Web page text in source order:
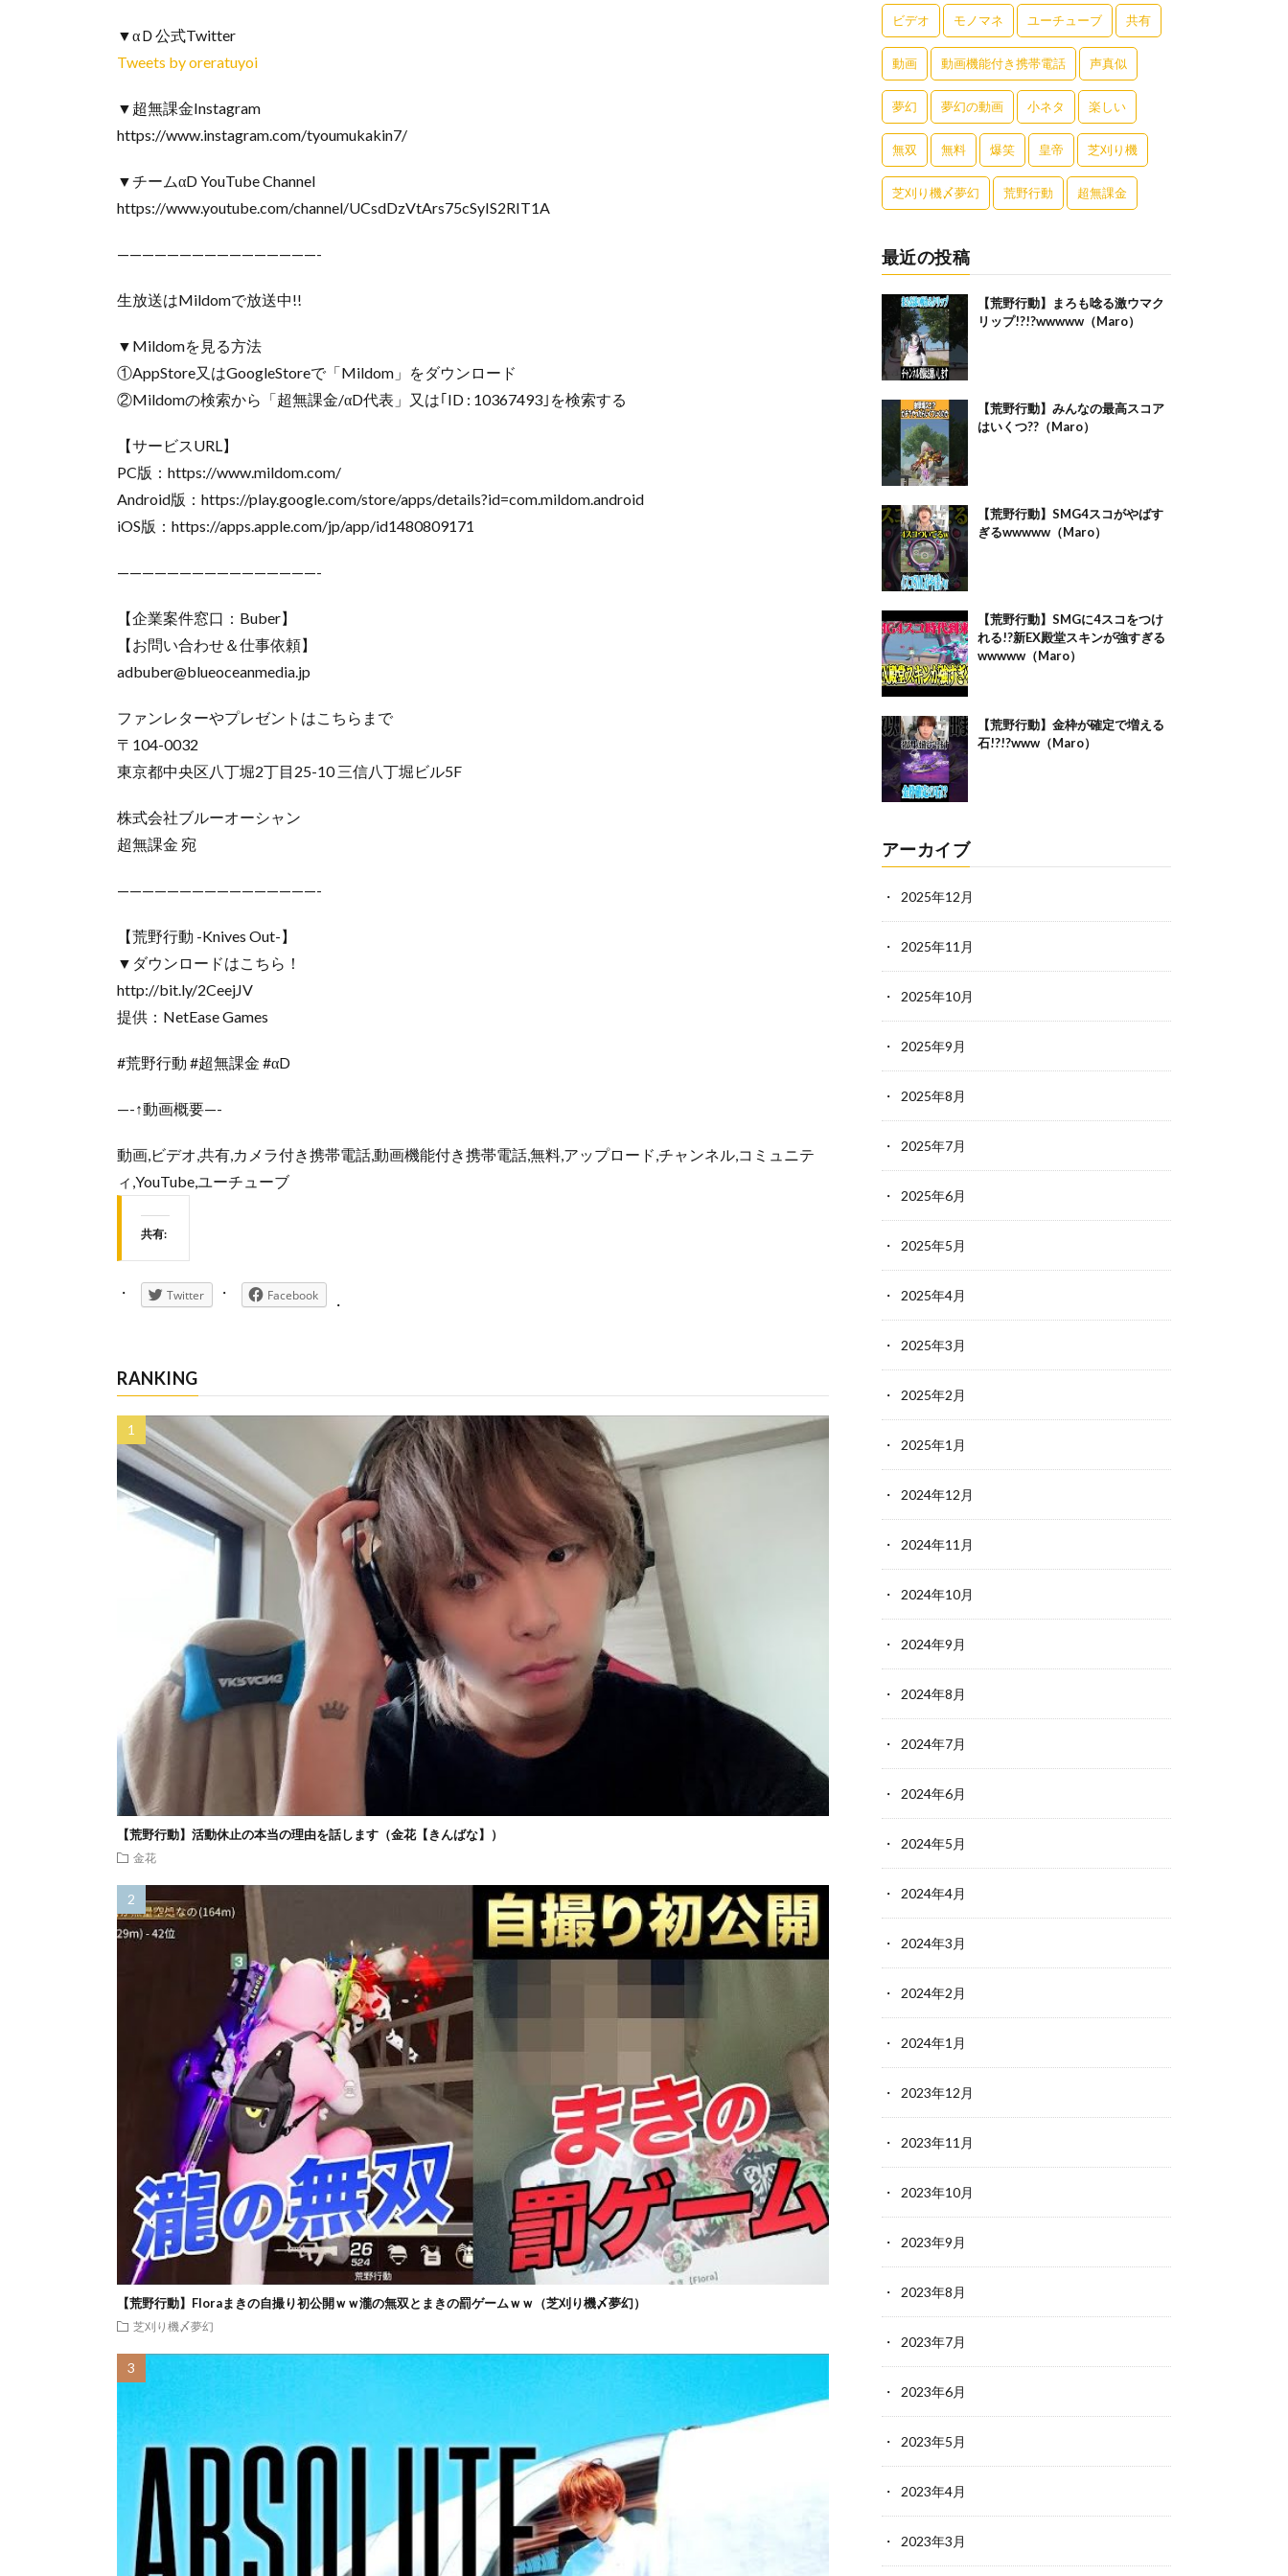
▼αＤ公式Twitter
Tweets by oreratuyoi
▼超無課金Instagram
https://www.instagram.com/tyoumukakin7/
▼チームαD YouTube Channel
https://www.youtube.com/channel/UCsdDzVtArs75cSyIS2RIT1A
————————————————-
生放送はMildomで放送中!!
▼Mildomを見る方法
①AppStore又はGoogleStoreで「Mildom」をダウンロード
②Mildomの検索から「超無課金/αD代表」又は｢ID : 10367493｣を検索する
【サービスURL】
PC版：https://www.mildom.com/
Android版：https://play.google.com/store/apps/details?id=com.mildom.android
iOS版：https://apps.apple.com/jp/app/id1480809171
————————————————-
【企業案件窓口：Buber】
【お問い合わせ＆仕事依頼】
adbuber@blueoceanmedia.jp
ファンレターやプレゼントはこちらまで
〒104-0032
東京都中央区八丁堀2丁目25-10 三信八丁堀ビル5F
株式会社ブルーオーシャン
超無課金 宛
————————————————-
【荒野行動 -Knives Out-】
▼ダウンロードはこちら！
http://bit.ly/2CeejJV
提供：NetEase Games
#荒野行動 #超無課金 #αD
—-↑動画概要—-
動画,ビデオ,共有,カメラ付き携帯電話,動画機能付き携帯電話,無料,アップロード,チャンネル,コミュニテ
ィ,YouTube,ユーチューブ
共有:
Twitter Facebook
RANKING
【荒野行動】活動休止の本当の理由を話します（金花【きんばな】）
金花
【荒野行動】Floraまきの自撮り初公開ｗｗ瀧の無双とまきの罰ゲームｗｗ（芝刈り機〆夢幻）
芝刈り機〆夢幻
ビデオ モノマネ ユーチューブ 共有
動画 動画機能付き携帯電話 声真似
夢幻 夢幻の動画 小ネタ 楽しい
無双 無料 爆笑 皇帝 芝刈り機
芝刈り機〆夢幻 荒野行動 超無課金
最近の投稿
【荒野行動】まろも唸る激ウマク
リップ!?!?wwwww（Maro）
【荒野行動】みんなの最高スコア
はいくつ??（Maro）
【荒野行動】SMG4スコがやばす
ぎるwwwww（Maro）
【荒野行動】SMGに4スコをつけ
れる!?新EX殿堂スキンが強すぎる
wwwww（Maro）
【荒野行動】金枠が確定で増える
石!?!?www（Maro）
アーカイブ
2025年12月
2025年11月
2025年10月
2025年9月
2025年8月
2025年7月
2025年6月
2025年5月
2025年4月
2025年3月
2025年2月
2025年1月
2024年12月
2024年11月
2024年10月
2024年9月
2024年8月
2024年7月
2024年6月
2024年5月
2024年4月
2024年3月
2024年2月
2024年1月
2023年12月
2023年11月
2023年10月
2023年9月
2023年8月
2023年7月
2023年6月
2023年5月
2023年4月
2023年3月